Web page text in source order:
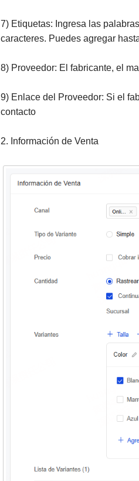
7) Etiquetas: Ingresa las
caracteres. Puedes agregar
8) Proveedor: El fabricante, el
9) Enlace del Proveedor: Si el
contacto
2. Información de Venta